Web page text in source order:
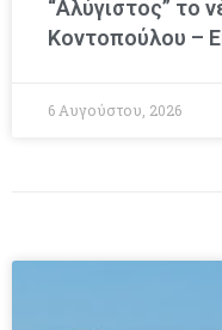
“Αλύγιστος” το
Κοντοπούλου –
6 Αυγούστου, 2026